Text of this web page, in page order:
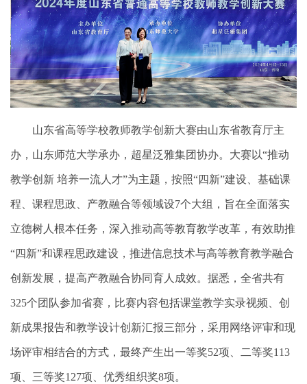
山东省高等学校教师教学创新大赛由山东省教育厅主
办，山东师范大学承办，超星泛雅集团协办。大赛以“推动
教学创新 培养一流人才”为主题，按照“四新”建设、基础课
程、课程思政、产教融合等领域设7个大组，旨在全面落实
立德树人根本任务，深入推动高等教育教学改革，有效助推
“四新”和课程思政建设，推进信息技术与高等教育教学融合
创新发展，提高产教融合协同育人成效。据悉，全省共有
325个团队参加省赛，比赛内容包括课堂教学实录视频、创
新成果报告和教学设计创新汇报三部分，采用网络评审和现
场评审相结合的方式，最终产生出一等奖52项、二等奖113
项、三等奖127项、优秀组织奖8项。